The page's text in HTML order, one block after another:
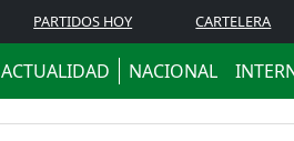
PARTIDOS HOY CARTELERA
ACTUALIDAD NACIONAL